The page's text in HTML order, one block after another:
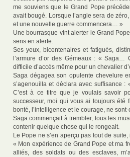
me souviens que le Grand Pope
avait bougé. Lorsque l’angle sera de
et une nouvelle guerre commencera… »
Une bourrasque vint alerter le Grand
sens en alerte.
Ses yeux, bicentenaires et fatigués,
l’armure d’or des Gémeaux : « Saga…
difficile d’accès même pour un chevalier
Saga dégagea son opulente chevelure
s’agenouilla et déclara avec suffisance
C’est à ce titre que je voulais savoir
successeur, moi qui vous ai toujours été
bonté, l’intelligence et le courage, ne
Saga commençait à trembler, tous les
contenir quelque chose qui le rongeait.
Le Pope ne s’en aperçu pas tout de
« Mon expérience de Grand Pope et ma
alliés, des soldats ou des esclaves,